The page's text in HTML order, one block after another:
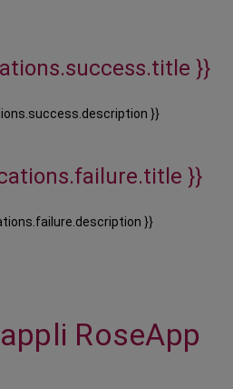
}}
}}
}}
}}
RoseApp